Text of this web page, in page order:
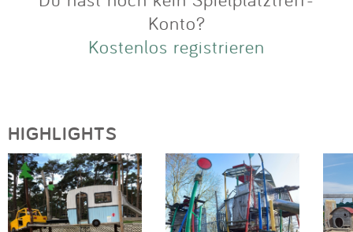
Konto?
Kostenlos registrieren
HIGHLIGHTS